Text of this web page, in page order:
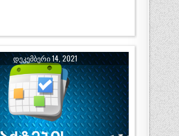
ᲓᲔᲙᲔᲛᲑᲔᲠᲘ 14, 2021